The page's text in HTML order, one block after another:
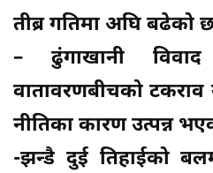
तीब्र गतिमा अघि बढेको
– ढुंगाखानी
वातावरणबीचको टकराव
नीतिका कारण उत्पन्न
-झन्डै दुई तिहाईको